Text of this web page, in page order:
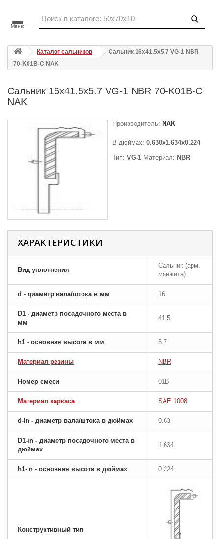
Меню
Каталог сальников
Сальник 16x41.5x5.7 VG-1 NBR
70-K01B-C NAK
Сальник 16x41.5x5.7 VG-1 NBR 70-K01B-C
NAK
Производитель: NAK
В дюймах: 0.630x1.634x0.224
Тип: VG-1 Материал: NBR
ХАРАКТЕРИСТИКИ
Вид уплотнения
Сальник (арм.
манжета)
d - диаметр вала/штока в мм 16
D1 - диаметр посадочного места в
мм
41.5
h1 - основная высота в мм 5.7
Материал резины NBR
Номер смеси 01B
Материал каркаса SAE 1008
d-in - диаметр вала/штока в дюймах 0.63
D1-in - диаметр посадочного места в
дюймах
1.634
h1-in - основная высота в дюймах 0.224
Конструктивный тип